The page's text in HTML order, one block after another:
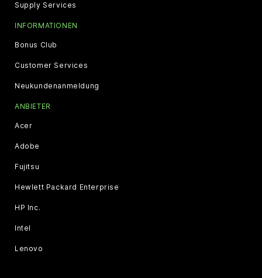
Supply Services
INFORMATIONEN
Bonus Club
Customer Services
Neukundenanmeldung
ANBIETER
Acer
Adobe
Fujitsu
Hewlett Packard Enterprise
HP Inc.
Intel
Lenovo